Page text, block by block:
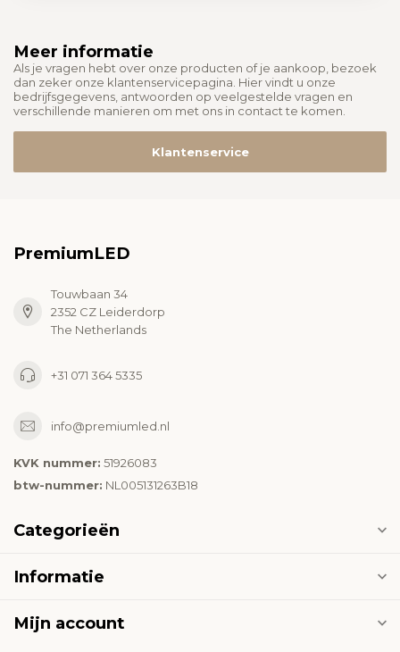
Meer informatie
Als je vragen hebt over onze producten of je aankoop, bezoek
dan zeker onze klantenservicepagina. Hier vindt u onze
bedrijfsgegevens, antwoorden op veelgestelde vragen en
verschillende manieren om met ons in contact te komen.
Klantenservice
PremiumLED
Touwbaan 34
2352 CZ Leiderdorp
The Netherlands
+31 071 364 5335
info@premiumled.nl
KVK nummer: 51926083
btw-nummer: NL005131263B18
Categorieën
Informatie
Mijn account